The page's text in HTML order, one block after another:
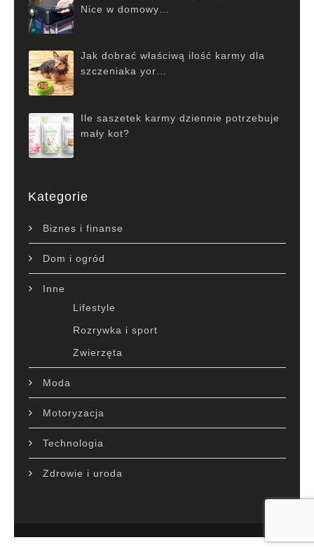
Nice w domowy…
Jak dobrać właściwą ilość karmy dla
szczeniaka yor…
Ile saszetek karmy dziennie potrzebuje
mały kot?
Kategorie
Biznes i finanse
Dom i ogród
Inne
Lifestyle
Rozrywka i sport
Zwierzęta
Moda
Motoryzacja
Technologia
Zdrowie i uroda